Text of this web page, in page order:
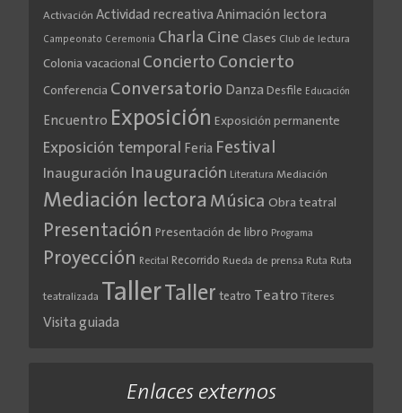
Activación Actividad recreativa Animación lectora
Campeonato Ceremonia Charla Cine Clases Club de lectura
Colonia vacacional Concierto Concierto
Conferencia Conversatorio Danza Desfile Educación
Encuentro Exposición Exposición permanente
Exposición temporal Feria Festival
Inauguración Inauguración Literatura Mediación
Mediación lectora Música Obra teatral
Presentación Presentación de libro Programa
Proyección Recital Recorrido Rueda de prensa Ruta Ruta
teatralizada TallerTaller teatro Teatro Títeres
Visita guiada
Enlaces externos